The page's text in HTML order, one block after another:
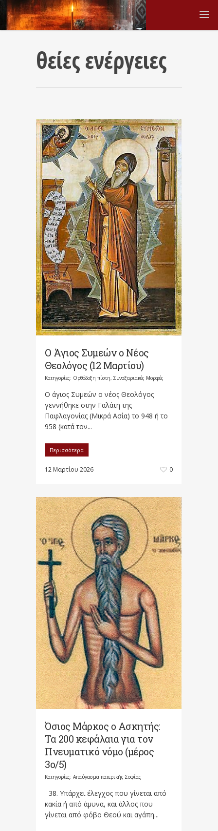
θείες ενέργειες
Ο Άγιος Συμεών ο Νέος
Θεολόγος (12 Μαρτίου)
Κατηγορίες: Ορθόδοξη πίστη, Συναξαριακές Μορφές
Ο άγιος Συμεών ο νέος Θεολόγος
γεννήθηκε στην Γαλάτη της
Παφλαγονίας (Μικρά Ασία) το 948 ή το
958 (κατά τον...
Περισσότερα
12 Μαρτίου 2026 0
Όσιος Μάρκος ο Ασκητής:
Τα 200 κεφάλαια για τον
Πνευματικό νόμο (μέρος
3ο/5)
Κατηγορίες: Απαύγασμα πατερικής Σοφίας
38. Υπάρχει έλεγχος που γίνεται από
κακία ή από άμυνα, και άλλος που
γίνεται από φόβο Θεού και αγάπη...